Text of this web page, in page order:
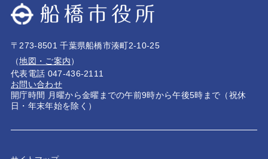
〒273-8501 千葉県船橋市湊町2-10-25
（地図・ご案内）
代表電話 047-436-2111
お問い合わせ
開庁時間 月曜から金曜までの午前9時から午後5時まで（祝休
日・年末年始を除く）